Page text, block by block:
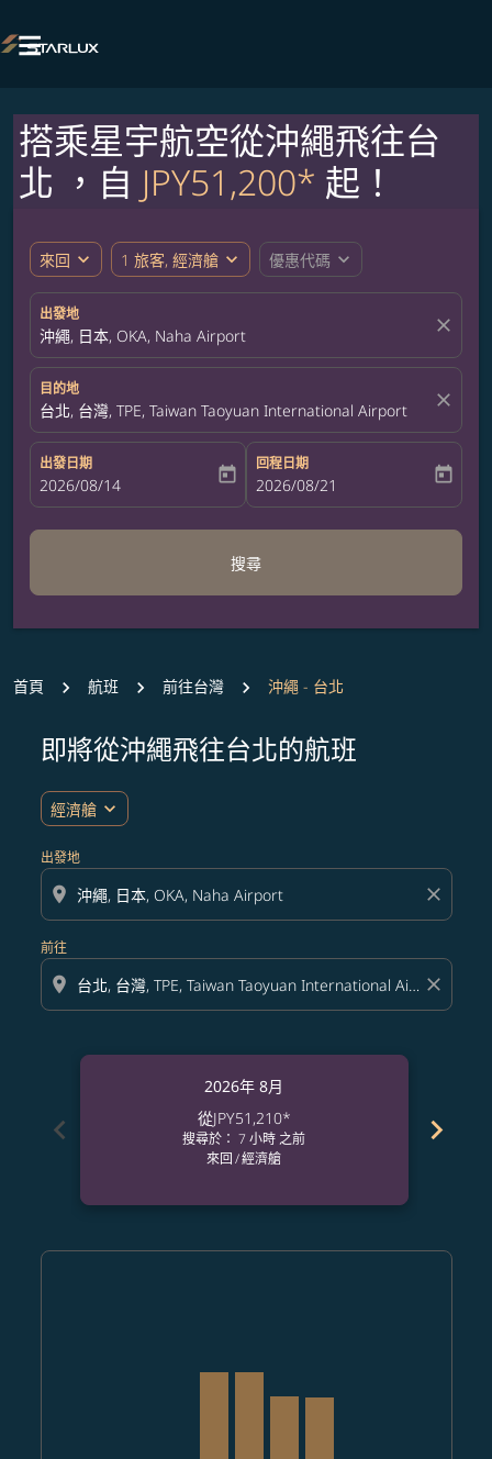

搭乘星宇航空從沖繩飛往台
北 ，自 JPY51,200* 起！
來回 expand_more 1 旅客, 經濟艙 expand_more 優惠代碼 expand_more
出發地
沖繩, 日本, OKA, Naha Airport close
目的地
台北, 台灣, TPE, Taiwan Taoyuan International Airport close
出發日期
fc-booking-departure-date-aria-label
2026/08/14 today
回程日期
fc-booking-return-date-aria-label
2026/08/21 today
搜尋
首頁 航班 前往台灣 沖繩 - 台北
即將從沖繩飛往台北的航班
經濟艙 expand_more
出發地
location_on close
前往
location_on close
chevron_left
2026年 8月
從JPY51,210*
搜尋於： 7 小時 之前
來回/經濟艙
chevron_right